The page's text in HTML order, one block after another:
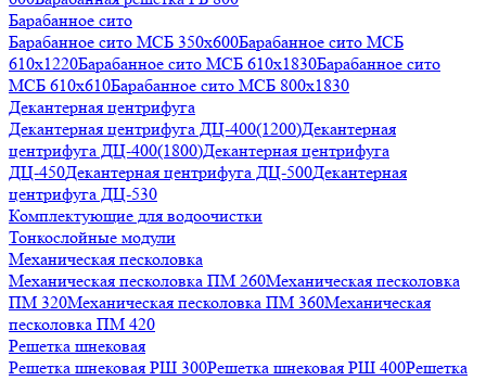
Барабанное сито
Барабанное сито МСБ 350x600Барабанное сито МСБ
610x1220Барабанное сито МСБ 610x1830Барабанное сито
МСБ 610x610Барабанное сито МСБ 800x1830
Декантерная центрифуга
Декантерная центрифуга ДЦ-400(1200)Декантерная
центрифуга ДЦ-400(1800)Декантерная центрифуга
ДЦ-450Декантерная центрифуга ДЦ-500Декантерная
центрифуга ДЦ-530
Комплектующие для водоочистки
Тонкослойные модули
Механическая песколовка
Механическая песколовка ПM 260Механическая песколовка
ПM 320Механическая песколовка ПM 360Механическая
песколовка ПM 420
Решетка шнековая
Решетка шнековая РШ 300Решетка шнековая РШ 400Решетка